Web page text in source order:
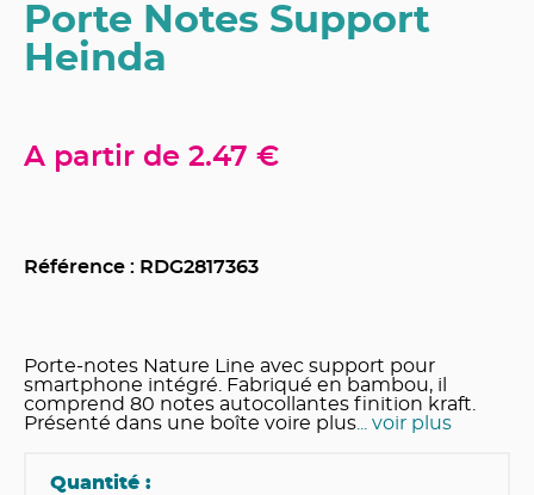
Porte Notes Support
Heinda
A partir de 2.47 €
Référence : RDG2817363
Porte-notes Nature Line avec support pour
smartphone intégré. Fabriqué en bambou, il
comprend 80 notes autocollantes finition kraft.
Présenté dans une boîte voire plus... voir plus
Quantité :